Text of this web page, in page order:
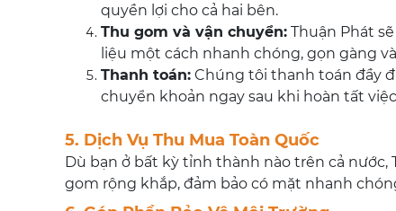
quyền lợi cho cả hai bên.
Thu gom và vận chuyển: Thuận Phát
liệu một cách nhanh chóng, gọn gàng
Thanh toán: Chúng tôi thanh toán đầy
chuyển khoản ngay sau khi hoàn tất
5. Dịch Vụ Thu Mua Toàn Quốc
Dù bạn ở bất kỳ tỉnh thành nào trên cả
gom rộng khắp, đảm bảo có mặt nhanh